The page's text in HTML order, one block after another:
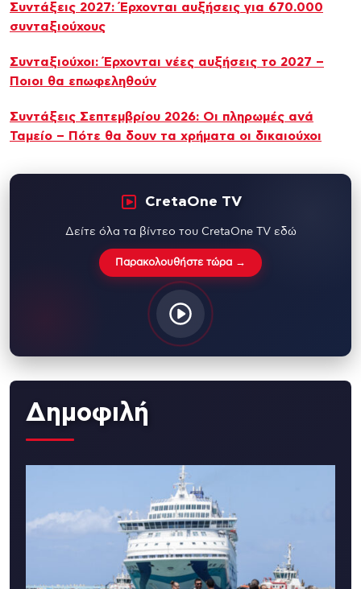
Συντάξεις 2027: Έρχονται αυξήσεις για 670.000
συνταξιούχους
Συνταξιούχοι: Έρχονται νέες αυξήσεις το 2027 –
Ποιοι θα επωφεληθούν
Συντάξεις Σεπτεμβρίου 2026: Οι πληρωμές ανά
Ταμείο – Πότε θα δουν τα χρήματα οι δικαιούχοι
CretaOne TV
Δείτε όλα τα βίντεο του CretaOne TV εδώ
Παρακολουθήστε τώρα →
Δημοφιλή